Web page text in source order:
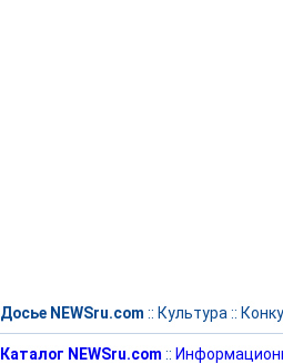
Досье NEWSru.com :: Культура ::
Каталог NEWSru.com ::